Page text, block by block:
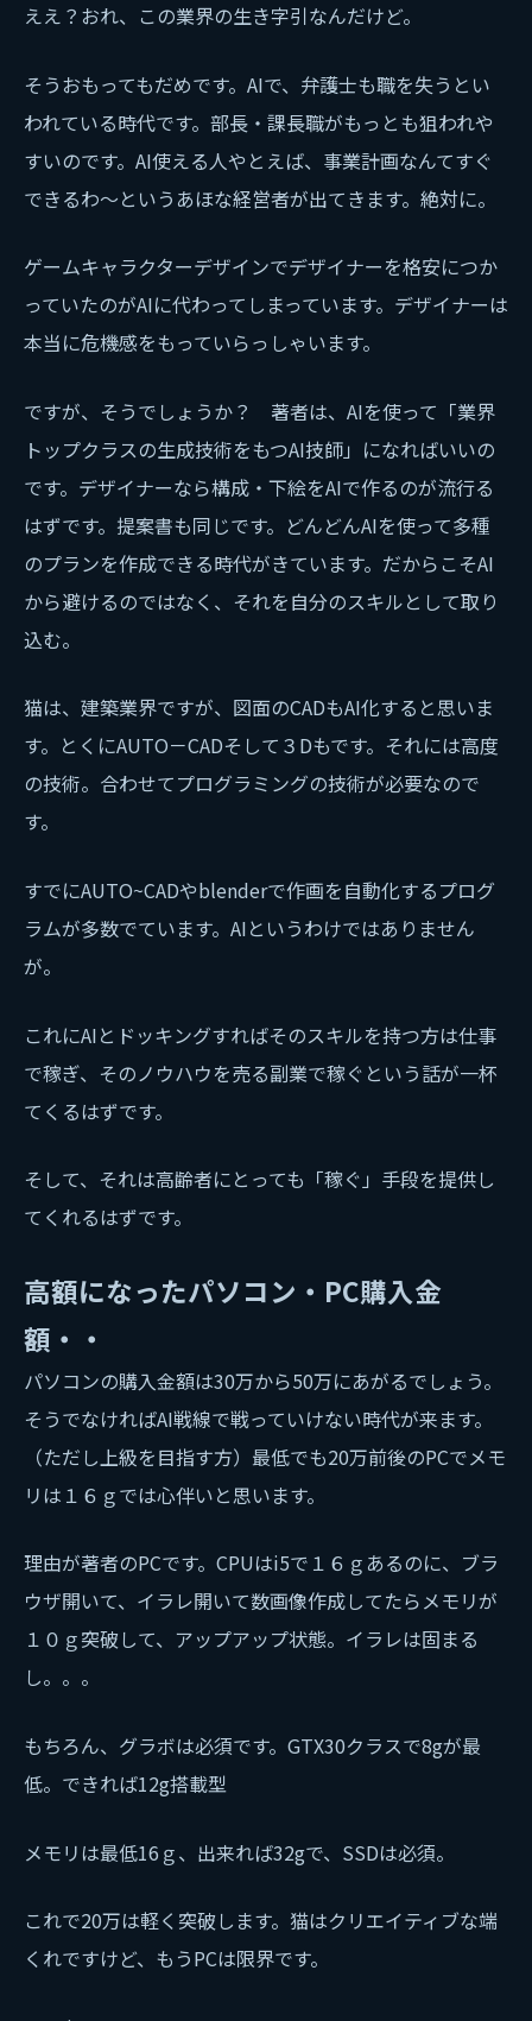
ええ？おれ、この業界の生き字引なんだけど。
そうおもってもだめです。AIで、弁護士も職を失うとい
われている時代です。部長・課長職がもっとも狙われや
すいのです。AI使える人やとえば、事業計画なんてすぐ
できるわ～というあほな経営者が出てきます。絶対に。
ゲームキャラクターデザインでデザイナーを格安につか
っていたのがAIに代わってしまっています。デザイナーは
本当に危機感をもっていらっしゃいます。
ですが、そうでしょうか？ 著者は、AIを使って「業界
トップクラスの生成技術をもつAI技師」になればいいの
です。デザイナーなら構成・下絵をAIで作るのが流行る
はずです。提案書も同じです。どんどんAIを使って多種
のプランを作成できる時代がきています。だからこそAI
から避けるのではなく、それを自分のスキルとして取り
込む。
猫は、建築業界ですが、図面のCADもAI化すると思いま
す。とくにAUTO－CADそして３Dもです。それには高度
の技術。合わせてプログラミングの技術が必要なので
す。
すでにAUTO~CADやblenderで作画を自動化するプログ
ラムが多数でています。AIというわけではありません
が。
これにAIとドッキングすればそのスキルを持つ方は仕事
で稼ぎ、そのノウハウを売る副業で稼ぐという話が一杯
てくるはずです。
そして、それは高齢者にとっても「稼ぐ」手段を提供し
てくれるはずです。
高額になったパソコン・PC購入金
額・・
パソコンの購入金額は30万から50万にあがるでしょう。
そうでなければAI戦線で戦っていけない時代が来ます。
（ただし上級を目指す方）最低でも20万前後のPCでメモ
リは１６ｇでは心伴いと思います。
理由が著者のPCです。CPUはi5で１６ｇあるのに、ブラ
ウザ開いて、イラレ開いて数画像作成してたらメモリが
１０ｇ突破して、アップアップ状態。イラレは固まる
し。。。
もちろん、グラボは必須です。GTX30クラスで8gが最
低。できれば12g搭載型
メモリは最低16ｇ、出来れば32gで、SSDは必須。
これで20万は軽く突破します。猫はクリエイティブな端
くれですけど、もうPCは限界です。